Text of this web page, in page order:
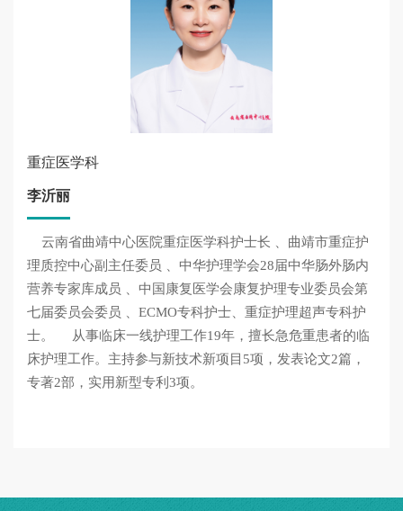
重症医学科
李沂丽
云南省曲靖中心医院重症医学科护士长 、曲靖市重症护
理质控中心副主任委员 、中华护理学会28届中华肠外肠内
营养专家库成员 、中国康复医学会康复护理专业委员会第
七届委员会委员 、ECMO专科护士、重症护理超声专科护
士。 从事临床一线护理工作19年，擅长急危重患者的临
床护理工作。主持参与新技术新项目5项，发表论文2篇，
专著2部，实用新型专利3项。